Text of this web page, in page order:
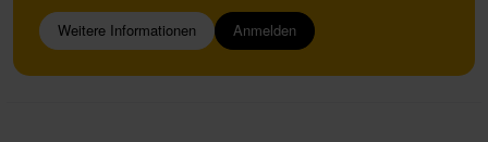
Weitere Informationen Anmelden